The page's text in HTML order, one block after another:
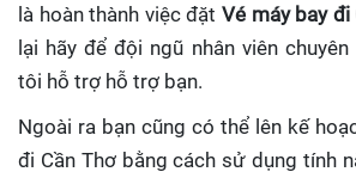
là hoàn thành việc đặt Vé máy bay đi
lại hãy để đội ngũ nhân viên
tôi hỗ trợ hỗ trợ bạn.
Ngoài ra bạn cũng có thể lên kế
đi Cần Thơ bằng cách sử dụng tính